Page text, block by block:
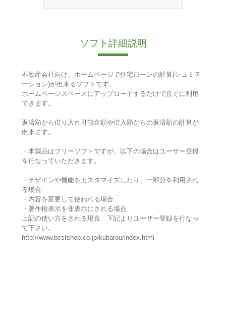
ソフト詳細説明
不動産会社向け、ホームページで住宅ローンの計算(シュミテ
ーション)が出来るソフトです。
ホームページスペースにアップロードするだけで直ぐに利用
できます。
返済額から借り入れ可能金額や借入額からの返済額の計算が
出来ます。
・本製品はフリーソフトですが、以下の場合はユーザー登録
を行なっていただきます。
・デザインや機能をカスタマイズしたり、一部分を利用され
る場合
・内容を変更して使われる場合
・著作権表示を非表示にされる場合
上記の使い方をされる場合、下記よりユーザー登録を行なっ
て下さい。
http://www.bestshop.co.jp/kubarou/index.html